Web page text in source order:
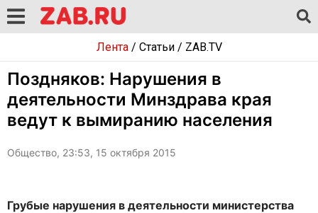
Лента/ Статьи/ ZAB.TV
Поздняков: Нарушения в
деятельности Минздрава края
ведут к вымиранию населения
Общество, 23:53, 15 октября 2015
Грубые нарушения в деятельности министерства